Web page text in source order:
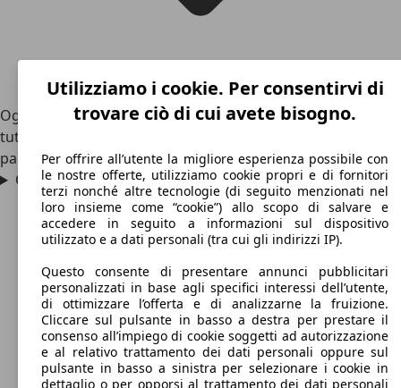
Oggi si trovano pochi esemplari di Daihatsu Rocky usate e
tutte con parecchi chilometri. Il range di prezzo può
partire da poco meno di 5.000 euro.
Quanti 4x4 ha prodotto Daihatsu?
Utilizziamo i cookie. Per consentirvi di
trovare ciò di cui avete bisogno.
Per offrire all’utente la migliore esperienza possibile con
le nostre offerte, utilizziamo cookie propri e di fornitori
terzi nonché altre tecnologie (di seguito menzionati nel
loro insieme come “cookie”) allo scopo di salvare e
accedere in seguito a informazioni sul dispositivo
utilizzato e a dati personali (tra cui gli indirizzi IP).
Questo consente di presentare annunci pubblicitari
personalizzati in base agli specifici interessi dell’utente,
di ottimizzare l’offerta e di analizzarne la fruizione.
Cliccare sul pulsante in basso a destra per prestare il
consenso all’impiego di cookie soggetti ad autorizzazione
e al relativo trattamento dei dati personali oppure sul
pulsante in basso a sinistra per selezionare i cookie in
dettaglio o per opporsi al trattamento dei dati personali